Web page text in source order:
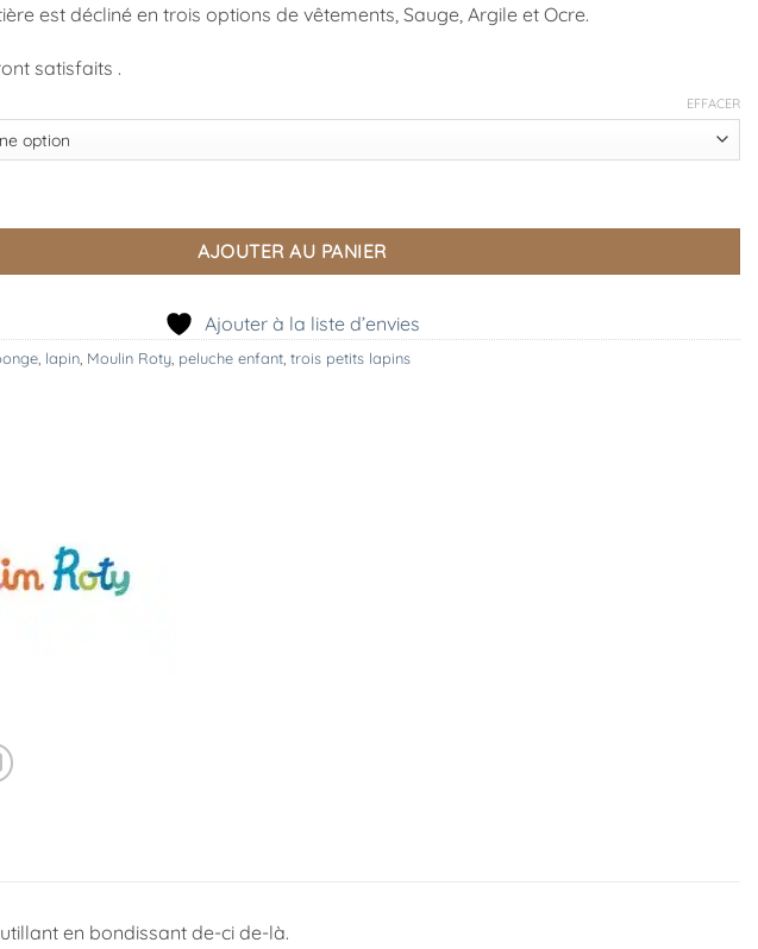
est décliné en trois options de vêtements, Sauge, Argile et Ocre.
satisfaits .
EFFACER
, Trois Petits Lapins, Moulin Roty
AJOUTER AU PANIER
Ajouter à la liste d’envies
lapin Moulin Roty peluche enfant trois petits lapins
en bondissant de-ci de-là.